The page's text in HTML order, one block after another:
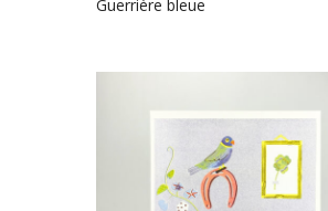
Guerrière bleue